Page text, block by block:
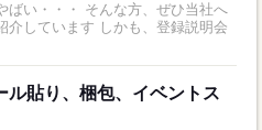
ばい・・・ そんな方、ぜひ当社へ
介しています しかも、登録説明会
貼り、梱包、イベントス